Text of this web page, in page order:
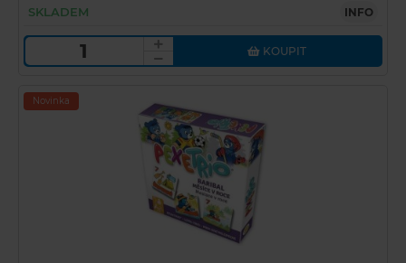
SKLADEM INFO
KOUPIT
Novinka